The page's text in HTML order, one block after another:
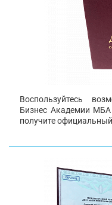
Воспользуйтесь
Бизнес Академии
получите